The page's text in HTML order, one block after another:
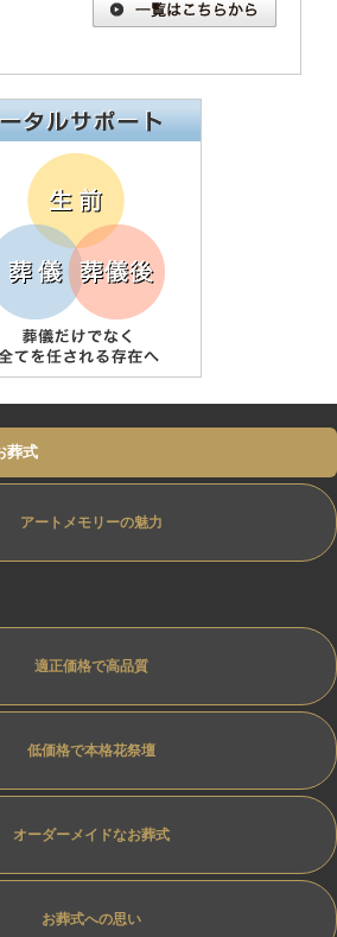
葬式
アートメモリーの魅力
適正価格で高品質
低価格で本格花祭壇
オーダーメイドなお葬式
お葬式への思い